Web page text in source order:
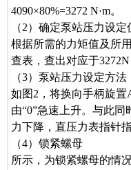
4090×80%=3272 N·m。
（2）确定泵站压力设定
根据所需的力矩值及所
查表，查出对应于
（3）泵站压力设定方法
如图2，将换向手柄旋
由“0”急速上升。与此
力下降，直压力表指针
（4）锁紧螺母
所示，为锁紧螺母的情